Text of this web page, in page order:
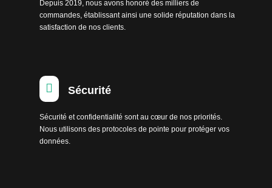
Depuis 2019, nous avons honoré des milliers de
commandes, établissant ainsi une solide réputation dans la
satisfaction de nos clients.
 Sécurité
Sécurité et confidentialité sont au cœur de nos priorités.
Nous utilisons des protocoles de pointe pour protéger vos
données.